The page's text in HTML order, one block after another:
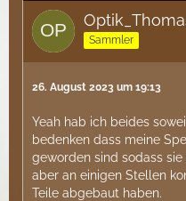
Sammler
26. August 2023 um 19:13
Yeah hab ich beides
bedenken dass meine
geworden sind sodass
aber an einigen Stellen
Teile abgebaut haben.